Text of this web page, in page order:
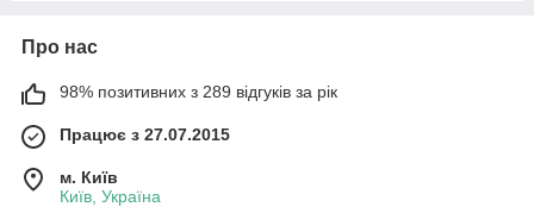
Про нас
98% позитивних з 289 відгуків за рік
Працює з 27.07.2015
м. Київ
Київ, Україна